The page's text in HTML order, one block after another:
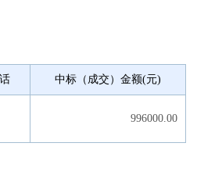
中标（成交）金额(元)
996000.00